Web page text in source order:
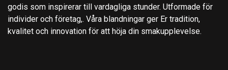
godis som inspirerar till vardagliga stunder. Utformade för
individer och företag,. Våra blandningar ger Er tradition,
kvalitet och innovation för att höja din smakupplevelse.